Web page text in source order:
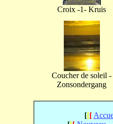
Croix -1- Kruis
Coucher de soleil -
Zonsondergang
[[[